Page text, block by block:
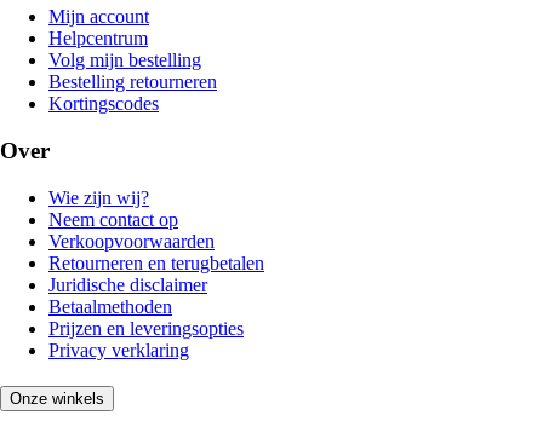
Mijn account
Helpcentrum
Volg mijn bestelling
Bestelling retourneren
Kortingscodes
Over
Wie zijn wij?
Neem contact op
Verkoopvoorwaarden
Retourneren en terugbetalen
Juridische disclaimer
Betaalmethoden
Prijzen en leveringsopties
Privacy verklaring
Onze winkels